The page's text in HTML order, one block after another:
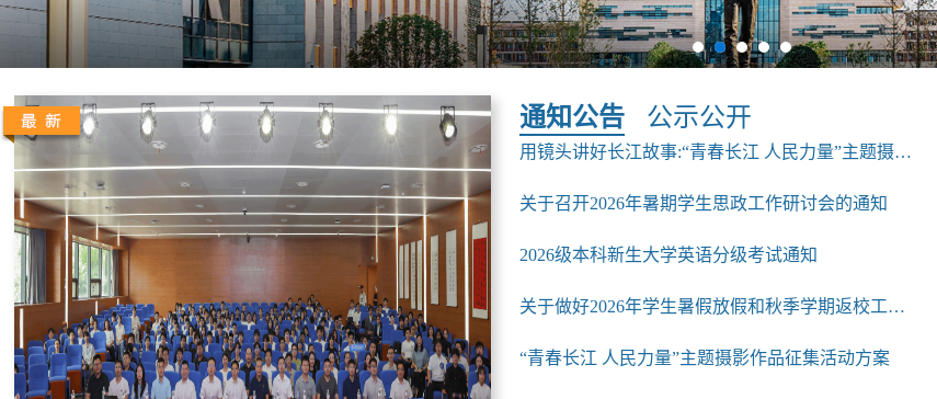
1 2 3 4 5
通知公告 公示公开
用镜头讲好长江故事:“青春长江 人民力量”主题摄影作品征集...
关于召开2026年暑期学生思政工作研讨会的通知
2026级本科新生大学英语分级考试通知
关于做好2026年学生暑假放假和秋季学期返校工作的通知
“青春长江 人民力量”主题摄影作品征集活动方案